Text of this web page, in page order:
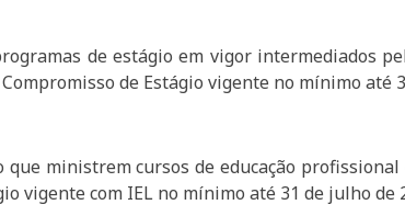
de estágio em vigor intermediados
de Estágio vigente no mínimo até
ministrem cursos de educação
vigente com IEL no mínimo até 31 de julho de